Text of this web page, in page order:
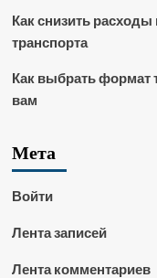
Как снизить
транспорта
Как выбрать формат
вам
Мета
Войти
Лента записей
Лента комментариев